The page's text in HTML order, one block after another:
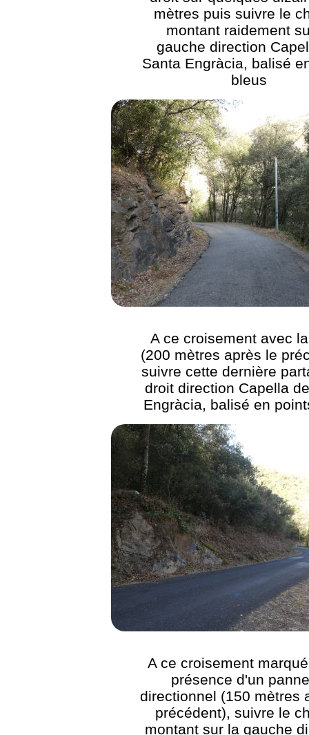
mètres puis suivre le
montant raidement
gauche direction
Santa Engràcia, balisé
bleus
A ce croisement avec
(200 mètres après le
suivre cette dernière
droit direction Capella
Engràcia, balisé en
A ce croisement
présence d'un
directionnel (150 mètres
précédent), suivre le
montant sur la gauche